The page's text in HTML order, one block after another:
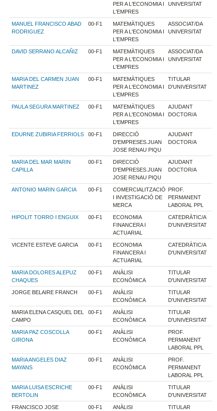
PER A L'ECONOMIA I
L'EMPRES
UNIVERSITAT
MANUEL FRANCISCO ABAD
RODRIGUEZ
00-F1
MATEMÀTIQUES
PER A L'ECONOMIA I
L'EMPRES
ASSOCIAT/DA
UNIVERSITAT
DAVID SERRANO ALCAÑIZ 00-F1
MATEMÀTIQUES
PER A L'ECONOMIA I
L'EMPRES
ASSOCIAT/DA
UNIVERSITAT
MARIA DEL CARMEN JUAN
MARTINEZ
00-F1
MATEMÀTIQUES
PER A L'ECONOMIA I
L'EMPRES
TITULAR
D'UNIVERSITAT
PAULA SEGURA MARTINEZ 00-F1
MATEMÀTIQUES
PER A L'ECONOMIA I
L'EMPRES
AJUDANT
DOCTOR/A
EDURNE ZUBIRIA FERRIOLS 00-F1
DIRECCIÓ
D'EMPRESES.JUAN
JOSE RENAU PIQU
AJUDANT
DOCTOR/A
MARIA DEL MAR MARIN
CAPILLA
00-F1
DIRECCIÓ
D'EMPRESES.JUAN
JOSE RENAU PIQU
AJUDANT
DOCTOR/A
ANTONIO MARIN GARCIA 00-F1
COMERCIALITZACIÓ
I INVESTIGACIÓ DE
MERCA
PROF.
PERMANENT
LABORAL PPL
HIPOLIT TORRO I ENGUIX 00-F1
ECONOMIA
FINANCERA I
ACTUARIAL
CATEDRÀTIC/A
D'UNIVERSITAT
VICENTE ESTEVE GARCIA 00-F1
ECONOMIA
FINANCERA I
ACTUARIAL
CATEDRÀTIC/A
D'UNIVERSITAT
MARIA DOLORES ALEPUZ
CHAQUES
00-F1
ANÀLISI
ECONÒMICA
TITULAR
D'UNIVERSITAT
JORGE BELAIRE FRANCH 00-F1
ANÀLISI
ECONÒMICA
TITULAR
D'UNIVERSITAT
MARIA ELENA CASQUEL DEL
CAMPO
00-F1
ANÀLISI
ECONÒMICA
TITULAR
D'UNIVERSITAT
MARIA PAZ COSCOLLA
GIRONA
00-F1
ANÀLISI
ECONÒMICA
PROF.
PERMANENT
LABORAL PPL
MARIA ANGELES DIAZ
MAYANS
00-F1
ANÀLISI
ECONÒMICA
PROF.
PERMANENT
LABORAL PPL
MARIA LUISA ESCRICHE
BERTOLIN
00-F1
ANÀLISI
ECONÒMICA
TITULAR
D'UNIVERSITAT
FRANCISCO JOSE
00-F1
ANÀLISI
TITULAR